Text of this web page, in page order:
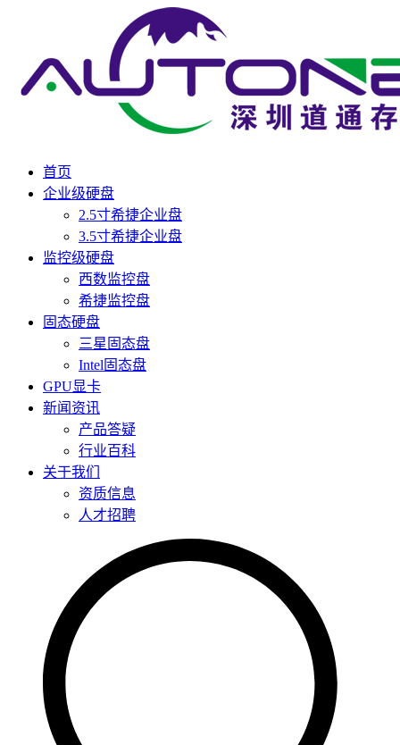
首页
企业级硬盘
2.5寸希捷企业盘
3.5寸希捷企业盘
监控级硬盘
西数监控盘
希捷监控盘
固态硬盘
三星固态盘
Intel固态盘
GPU显卡
新闻资讯
产品答疑
行业百科
关于我们
资质信息
人才招聘